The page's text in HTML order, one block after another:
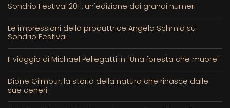
Sondrio Festival 2011, un'edizione dai grandi numeri
Le impressioni della produttrice Angela Schmid su
Sondrio Festival
Il viaggio di Michael Pellegatti in "Una foresta che muore"
Dione Gilmour, la storia della natura che rinasce dalle
sue ceneri